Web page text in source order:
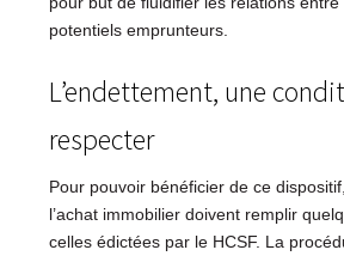
potentiels emprunteurs.
L’endettement, une
respecter
Pour pouvoir bénéficier de ce
l’achat immobilier doivent remplir
celles édictées par le HCSF. La